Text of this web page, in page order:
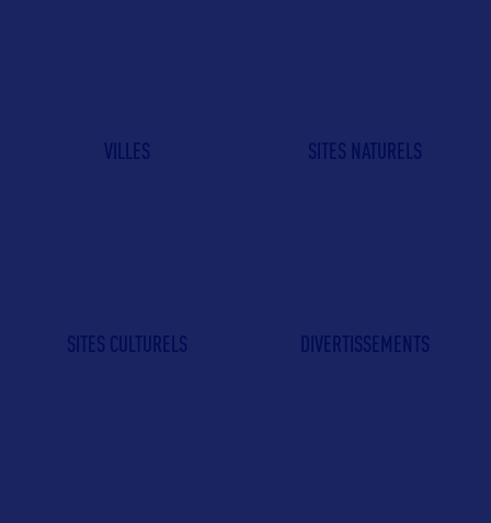
VILLES SITES NATURELS
SITES CULTURELS DIVERTISSEMENTS